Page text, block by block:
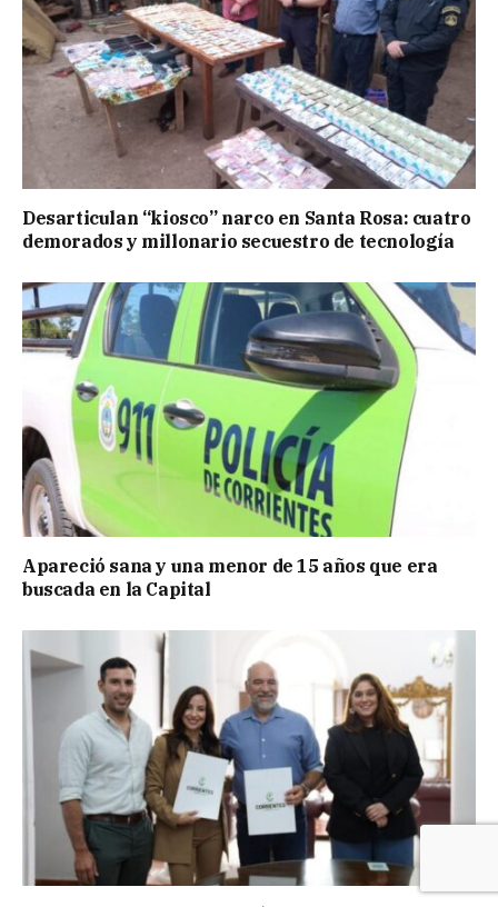
Desarticulan “kiosco” narco en Santa Rosa: cuatro
demorados y millonario secuestro de tecnología
Apareció sana y una menor de 15 años que era
buscada en la Capital